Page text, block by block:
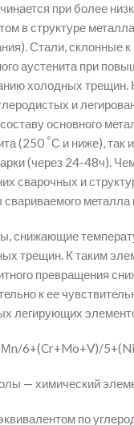
при более
в структуре
Стали, склонные
аустенита при
холодных трещин.
и
составу основного
(250 °С и ниже), так
(через 24-48ч).
сварочных и
металла
снижающие
трещин. К таким
превращения
к ее
легирующих
6+(Cr+Mo+V)/
— химический
по